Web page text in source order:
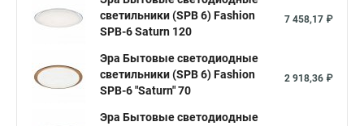
светильники (SPB 6) Fashion
SPB-6 Saturn 120
7 458,17 ₽
Эра Бытовые светодиодные
светильники (SPB 6) Fashion
SPB-6 "Saturn" 70
2 918,36 ₽
Эра Бытовые светодиодные